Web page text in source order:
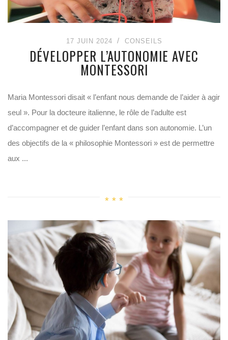
17 JUIN 2024 CONSEILS
DÉVELOPPER L’AUTONOMIE AVEC
MONTESSORI
Maria Montessori disait « l’enfant nous demande de l’aider à agir
seul ». Pour la docteure italienne, le rôle de l’adulte est
d’accompagner et de guider l’enfant dans son autonomie. L’un
des objectifs de la « philosophie Montessori » est de permettre
aux ...